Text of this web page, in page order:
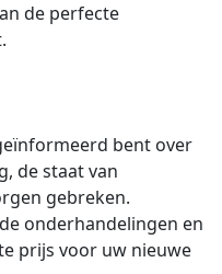
de perfecte
bent over
de staat van
gebreken.
onderhandelingen en
prijs voor uw nieuwe